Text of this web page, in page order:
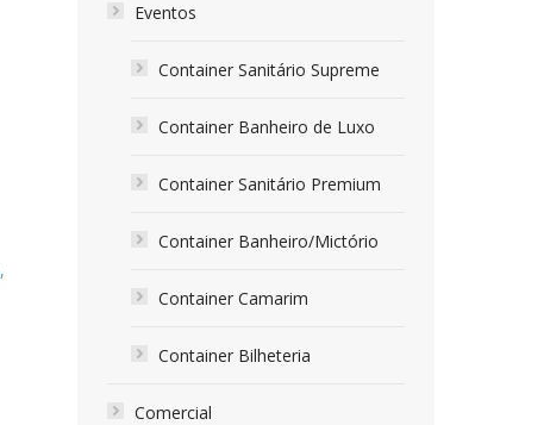
,
Eventos
Container Sanitário Supreme
Container Banheiro de Luxo
Container Sanitário Premium
Container Banheiro/Mictório
Container Camarim
Container Bilheteria
Comercial